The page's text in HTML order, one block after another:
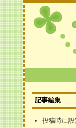
記事編集
投稿時に設